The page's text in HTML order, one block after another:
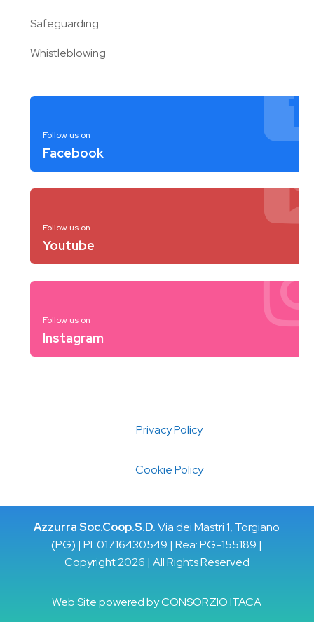
Safeguarding
Whistleblowing
Follow us on
Facebook
Follow us on
Youtube
Follow us on
Instagram
Privacy Policy
Cookie Policy
Azzurra Soc.Coop.S.D.Via dei Mastri 1, Torgiano
(PG) | P.I. 01716430549 | Rea: PG-155189 |
Copyright 2026 | All Rights Reserved
Web Site powered byCONSORZIO ITACA